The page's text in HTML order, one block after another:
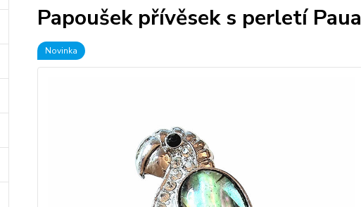
Papoušek přívěsek s perletí Paua
Novinka